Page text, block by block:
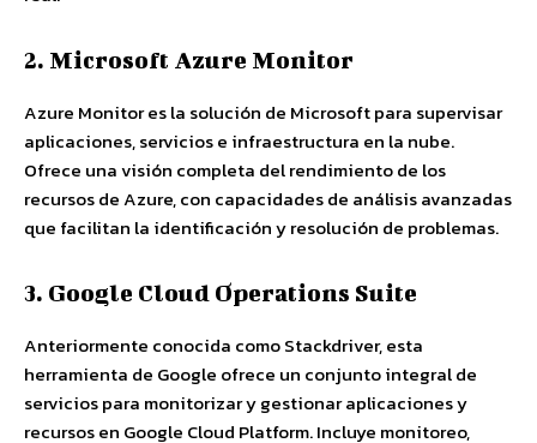
2. Microsoft Azure Monitor
Azure Monitor es la solución de Microsoft para supervisar
aplicaciones, servicios e infraestructura en la nube.
Ofrece una visión completa del rendimiento de los
recursos de Azure, con capacidades de análisis avanzadas
que facilitan la identificación y resolución de problemas.
3. Google Cloud Operations Suite
Anteriormente conocida como Stackdriver, esta
herramienta de Google ofrece un conjunto integral de
servicios para monitorizar y gestionar aplicaciones y
recursos en Google Cloud Platform. Incluye monitoreo,